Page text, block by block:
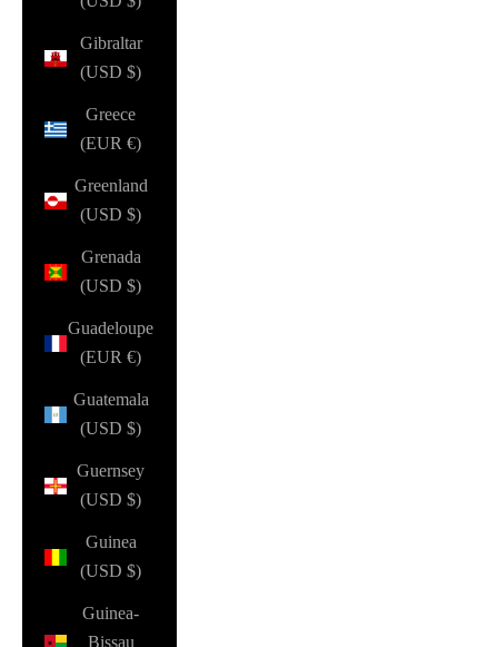
Gibraltar
(USD $)
Greece
(EUR €)
Greenland
(USD $)
Grenada
(USD $)
Guadeloupe
(EUR €)
Guatemala
(USD $)
Guernsey
(USD $)
Guinea
(USD $)
Guinea-
Bissau